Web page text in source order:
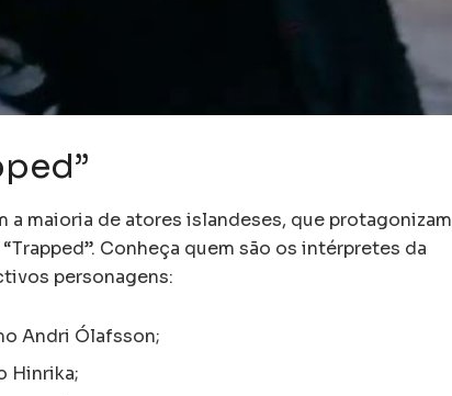
maioria de atores islandeses, que protagonizam
Conheça quem são os intérpretes da
personagens:
Andri Ólafsson;
Hinrika;